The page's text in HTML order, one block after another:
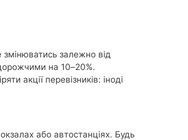
залежно від
на 10–20%.
акції перевізників: іноді
або автостанціях. Будь